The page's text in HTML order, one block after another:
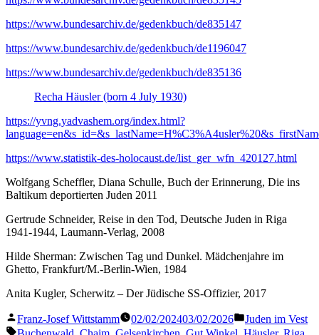
https://www.bundesarchiv.de/gedenkbuch/de835147
https://www.bundesarchiv.de/gedenkbuch/de1196047
https://www.bundesarchiv.de/gedenkbuch/de835136
Recha Häusler (born 4 July 1930)
https://yvng.yadvashem.org/index.html?
https://www.statistik-des-holocaust.de/list_ger_wfn_420127.html
Wolfgang Scheffler, Diana Schulle, Buch der Erinnerung, Die ins
Baltikum deportierten Juden 2011
Gertrude Schneider, Reise in den Tod, Deutsche Juden in Riga
1941-1944, Laumann-Verlag, 2008
Hilde Sherman: Zwischen Tag und Dunkel. Mädchenjahre im
Ghetto, Frankfurt/M.-Berlin-Wien, 1984
Anita Kugler, Scherwitz – Der Jüdische SS-Offizier, 2017
Veröffentlicht
von
Franz-Josef Wittstamm 02/02/202403/02/2026
Veröffentlicht
in
Juden im Vest
Schlagwörter: